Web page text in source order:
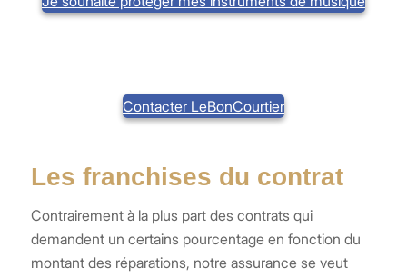
Contacter LeBonCourtier
Les franchises du contrat
Contrairement à la plus part des contrats qui
demandent un certains pourcentage en fonction du
montant des réparations, notre assurance se veut